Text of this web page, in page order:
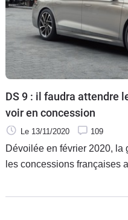
DS 9 : il faudra attendre
voir en concession
Le 13/11/2020 109
Dévoilée en février 2020,
les concessions françaises